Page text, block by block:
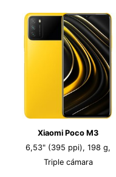
Xiaomi Poco M3
6,53" (395 ppi), 198 g,
Triple cámara